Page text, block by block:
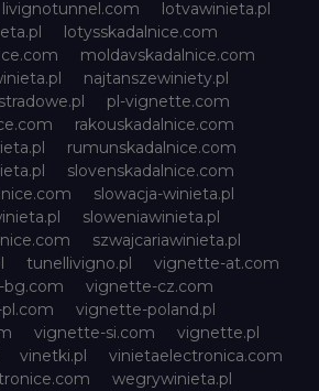
livignotunnel.com
lotvawinieta.pl
lotysskadalnice.com
moldavskadalnice.com
najtanszewiniety.pl
pl-vignette.com
rakouskadalnice.com
rumunskadalnice.com
slovenskadalnice.com
slowacja-winieta.pl
sloweniawinieta.pl
szwajcariawinieta.pl
tunellivigno.pl
vignette-at.com
vignette-cz.com
vignette-poland.pl
vignette-si.com
vignette.pl
vinetki.pl
vinietaelectronica.com
wegrywinieta.pl